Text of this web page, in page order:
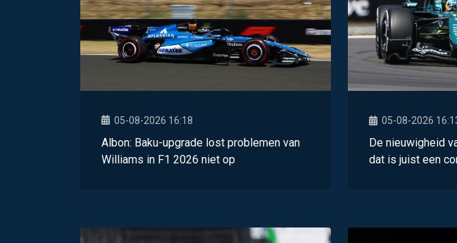
05-08-2026 16:18
Albon: Baku-upgrade lost problemen van
Williams in F1 2026 niet op
05-08-2026
De nieuwigheid
dat is juist een